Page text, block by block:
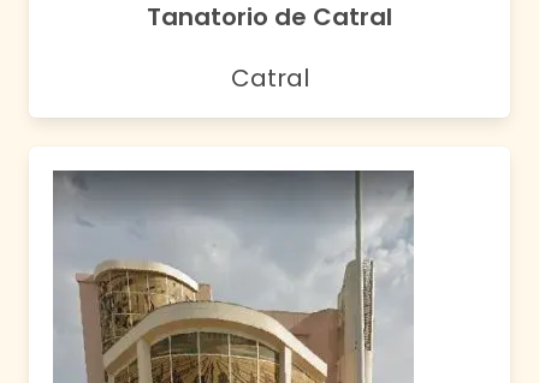
Tanatorio de Catral
Catral